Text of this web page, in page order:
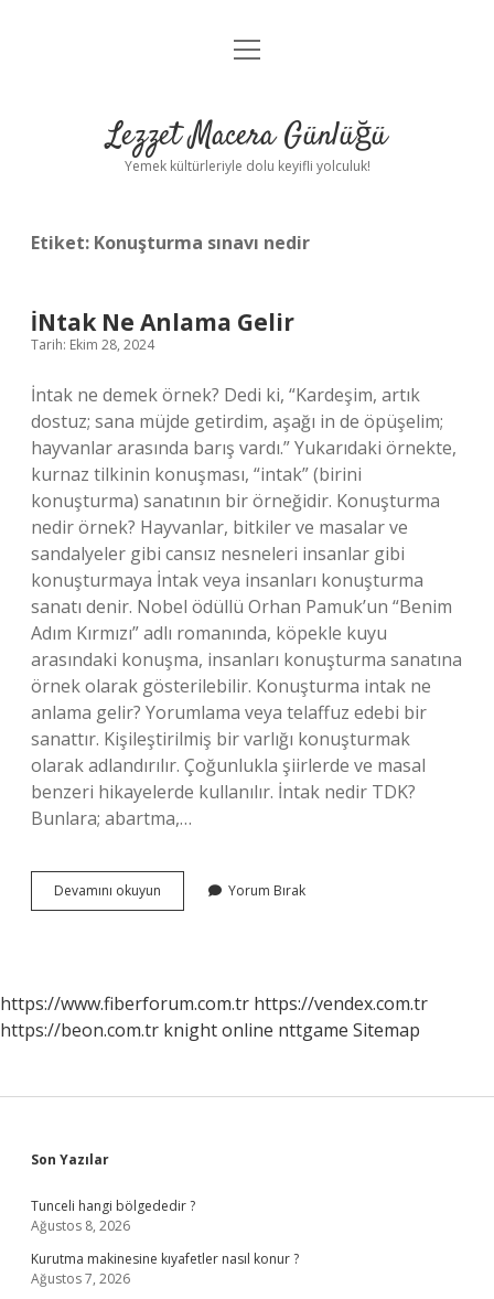
Anasayfa
Yasal Uyarı
menüyü
Lezzet Macera Günlüğü
Yemek kültürleriyle dolu keyifli yolculuk!
Etiket: Konuşturma sınavı nedir
İNtak Ne Anlama Gelir
Tarih: Ekim 28, 2024
İntak ne demek örnek? Dedi ki, “Kardeşim, artık
dostuz; sana müjde getirdim, aşağı in de öpüşelim;
hayvanlar arasında barış vardı.” Yukarıdaki örnekte,
kurnaz tilkinin konuşması, “intak” (birini
konuşturma) sanatının bir örneğidir. Konuşturma
nedir örnek? Hayvanlar, bitkiler ve masalar ve
sandalyeler gibi cansız nesneleri insanlar gibi
konuşturmaya İntak veya insanları konuşturma
sanatı denir. Nobel ödüllü Orhan Pamuk’un “Benim
Adım Kırmızı” adlı romanında, köpekle kuyu
arasındaki konuşma, insanları konuşturma sanatına
örnek olarak gösterilebilir. Konuşturma intak ne
anlama gelir? Yorumlama veya telaffuz edebi bir
sanattır. Kişileştirilmiş bir varlığı konuşturmak
olarak adlandırılır. Çoğunlukla şiirlerde ve masal
benzeri hikayelerde kullanılır. İntak nedir TDK?
Bunlara; abartma,…
Devamını okuyun
Ne
Yorum Bırak
https://www.fiberforum.com.tr https://vendex.com.tr
https://beon.com.tr knight online nttgame Sitemap
Sidebar
Son Yazılar
Tunceli hangi bölgededir ?
Ağustos 8, 2026
Kurutma makinesine kıyafetler nasıl konur ?
Ağustos 7, 2026